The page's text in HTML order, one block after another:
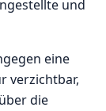
und
eine
verzichtbar,
die